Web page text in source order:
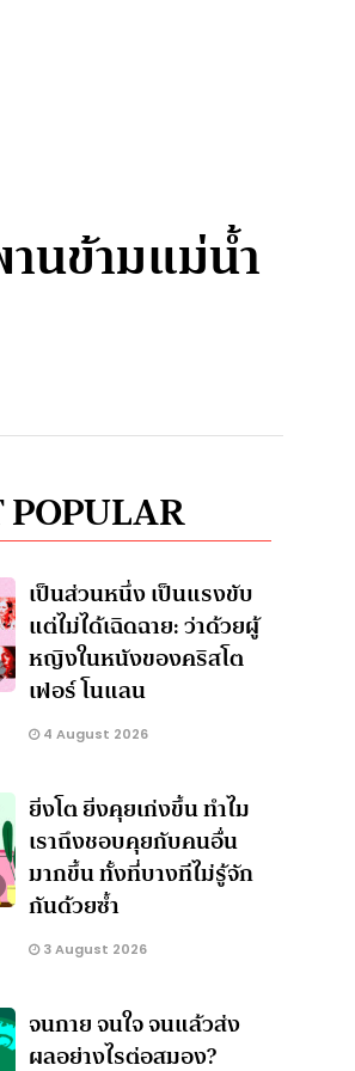
นข้ามแม่น้ำ
เป็นส่วนหนึ่ง เป็นแรงขับ
แต่ไม่ได้เฉิดฉาย: ว่าด้วยผู้
หญิงในหนังของคริสโต
เฟอร์ โนแลน
4 August 2026
ยิ่งโต ยิ่งคุยเก่งขึ้น ทำไม
เราถึงชอบคุยกับคนอื่น
มากขึ้น ทั้งที่บางทีไม่รู้จัก
กันด้วยซ้ำ
3 August 2026
จนกาย จนใจ จนแล้วส่ง
ผลอย่างไรต่อสมอง?